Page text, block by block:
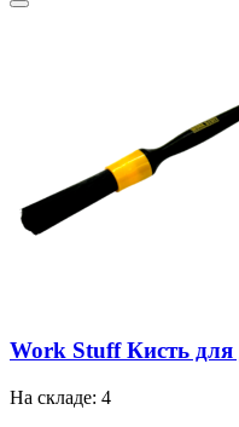
Work Stuff Кисть
На складе: 4